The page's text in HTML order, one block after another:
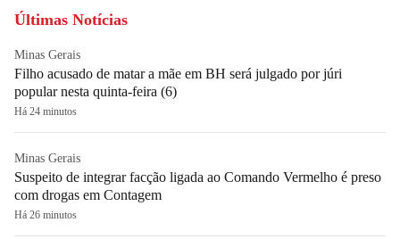
Últimas Notícias
Minas Gerais
Filho acusado de matar a mãe em BH será julgado por júri
popular nesta quinta-feira (6)
Há 24 minutos
Minas Gerais
Suspeito de integrar facção ligada ao Comando Vermelho é preso
com drogas em Contagem
Há 26 minutos